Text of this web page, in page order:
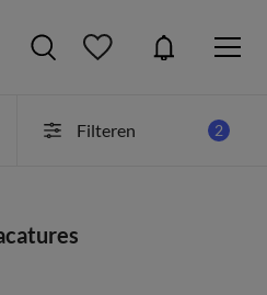
Filteren 2